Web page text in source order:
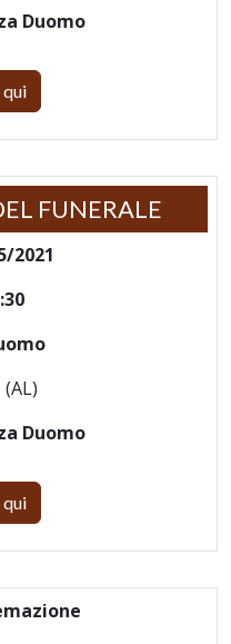
Duomo
FUNERALE
2021
(AL)
Duomo